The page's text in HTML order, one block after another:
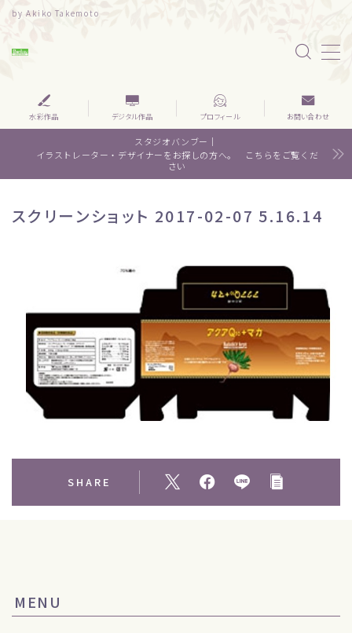
by Akiko Takemoto
MENU
水彩｜食べ物
水彩｜風景
Contact
水彩作品 デジタル作品 プロフィール お問い合わせ
スタジオバンブー｜
イラストレーター・デザイナーをお探しの方へ。 こちらをご覧くだ
さい
スクリーンショット 2017-02-07 5.16.14
SHARE
MENU